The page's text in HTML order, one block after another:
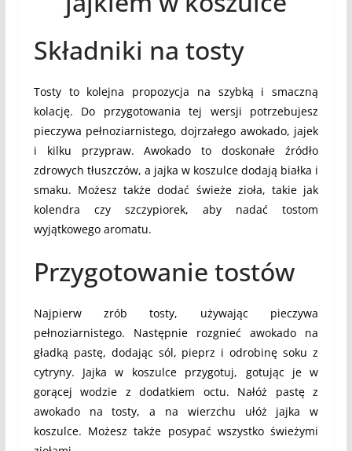
Składniki na tosty
Tosty to kolejna propozycja na szybką i smaczną
kolację. Do przygotowania tej wersji potrzebujesz
pieczywa pełnoziarnistego, dojrzałego awokado, jajek
i kilku przypraw. Awokado to doskonałe źródło
zdrowych tłuszczów, a jajka w koszulce dodają białka i
smaku. Możesz także dodać świeże zioła, takie jak
kolendra czy szczypiorek, aby nadać tostom
wyjątkowego aromatu.
Przygotowanie tostów
Najpierw zrób tosty, używając pieczywa
pełnoziarnistego. Następnie rozgnieć awokado na
gładką pastę, dodając sól, pieprz i odrobinę soku z
cytryny. Jajka w koszulce przygotuj, gotując je w
gorącej wodzie z dodatkiem octu. Nałóż pastę z
awokado na tosty, a na wierzchu ułóż jajka w
koszulce. Możesz także posypać wszystko świeżymi